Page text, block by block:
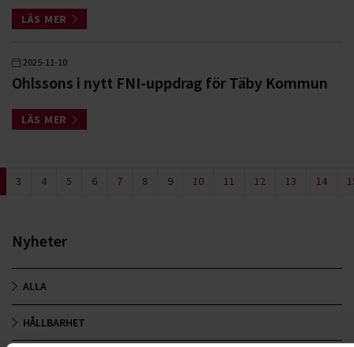
LÄS MER
2025-11-10
Ohlssons i nytt FNI-uppdrag för Täby Kommun
LÄS MER
3 4 5 6 7 8 9 10 11 12 13 14
Nyheter
ALLA
HÅLLBARHET